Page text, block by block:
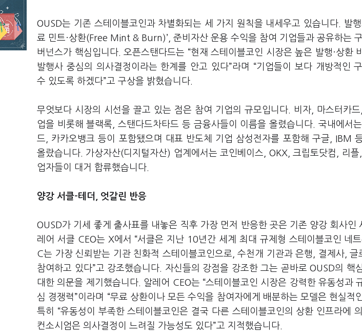
OUSD는 기존 스테이블코인과 차별화되는 세 가지 원칙을 내세우고 있습니다. 발
료 민트·상환(Free Mint & Burn)’, 준비자산 운용 수익을 참여 기업들과 공유하는
버넌스가 핵심입니다. 오픈스탠다드는 “현재 스테이블코인 시장은 높은 발행·상환
발행사 중심의 의사결정이라는 한계를 안고 있다”라며 “기업들이 보다 개방적인
수 있도록 하겠다”고 구상을 밝혔습니다.
무엇보다 시장의 시선을 끌고 있는 점은 참여 기업의 규모입니다. 비자, 마스터카
업을 비롯해 블랙록, 스탠다드차타드 등 금융사들이 이름을 올렸습니다. 국내에서
드, 카카오뱅크 등이 포함됐으며 대표 반도체 기업 삼성전자를 포함해 구글, IBM
올랐습니다. 가상자산(디지털자산) 업계에서는 코인베이스, OKX, 크립토닷컴, 리
업자들이 대거 합류했습니다.
양강 서클-테더, 엇갈린 반응
OUSD가 기세 좋게 출사표를 내놓은 직후 가장 먼저 반응한 곳은 기존 양강 회사인
레어 서클 CEO는 X에서 “서클은 지난 10년간 세계 최대 규제형 스테이블코인 네
C는 가장 신뢰받는 기관 친화적 스테이블코인으로, 수천개 기관과 은행, 결제사, 글
참여하고 있다”고 강조했습니다. 자신들의 강점을 강조한 그는 곧바로 OUSD의 핵
대한 의문을 제기했습니다. 알레어 CEO는 “스테이블코인 시장은 강력한 유동성과
심 경쟁력”이라며 “무료 상환이나 모든 수익을 참여자에게 배분하는 모델은 현실적
특히 “유동성이 부족한 스테이블코인은 결국 다른 스테이블코인의 상환 인프라에
컨소시엄은 의사결정이 느려질 가능성도 있다”고 지적했습니다.